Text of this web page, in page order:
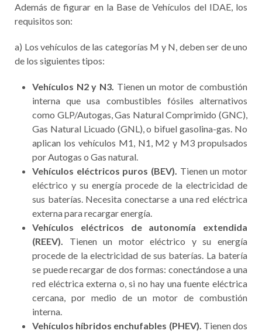
Además de figurar en la Base de Vehículos del IDAE, los
requisitos son:
a) Los vehículos de las categorías M y N, deben ser de uno
de los siguientes tipos:
Vehículos N2 y N3. Tienen un motor de combustión
interna que usa combustibles fósiles alternativos
como GLP/Autogas, Gas Natural Comprimido (GNC),
Gas Natural Licuado (GNL), o bifuel gasolina-gas. No
aplican los vehículos M1, N1, M2 y M3 propulsados
por Autogas o Gas natural.
Vehículos eléctricos puros (BEV). Tienen un motor
eléctrico y su energía procede de la electricidad de
sus baterías. Necesita conectarse a una red eléctrica
externa para recargar energía.
Vehículos eléctricos de autonomía extendida
(REEV). Tienen un motor eléctrico y su energía
procede de la electricidad de sus baterías. La batería
se puede recargar de dos formas: conectándose a una
red eléctrica externa o, si no hay una fuente eléctrica
cercana, por medio de un motor de combustión
interna.
Vehículos híbridos enchufables (PHEV). Tienen dos